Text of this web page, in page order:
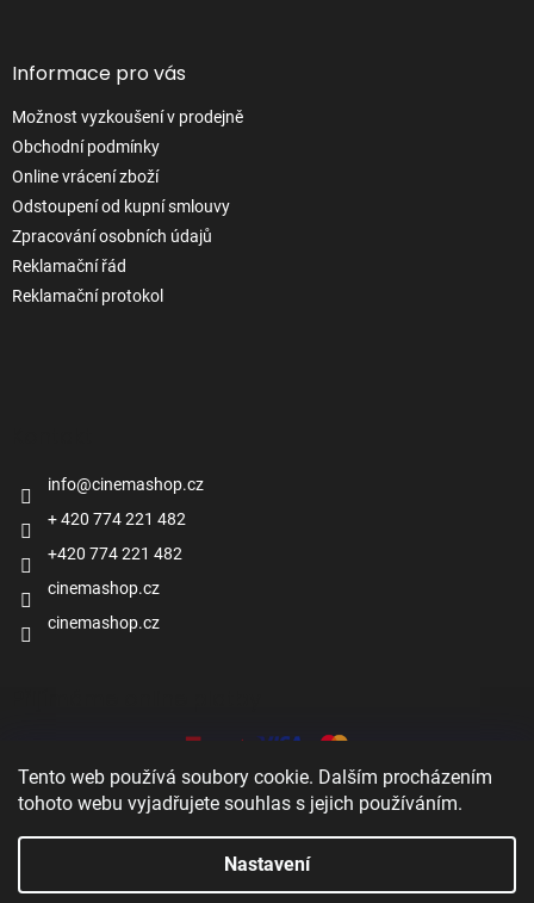
Tento web používá soubory cookie. Dalším procházením
tohoto webu vyjadřujete souhlas s jejich používáním.
Nastavení
Informace pro vás
Možnost vyzkoušení v prodejně
Obchodní podmínky
Online vrácení zboží
Odstoupení od kupní smlouvy
Zpracování osobních údajů
Reklamační řád
Reklamační protokol
info@cinemashop.cz
+ 420 774 221 482
+420 774 221 482
cinemashop.cz
cinemashop.cz
Vytvořil Shoptet